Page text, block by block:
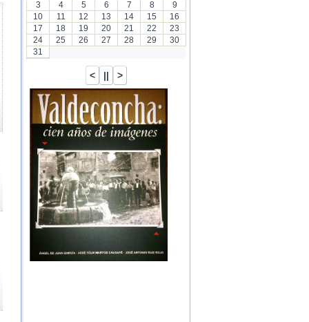
3
4 5 6 7 8
9
10
11 12 13 14 15
16
17
18 19 20 21 22
23
24
25 26 27 28 29
30
31